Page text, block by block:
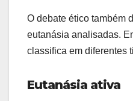
O debate ético também
eutanásia analisadas.
classifica em diferentes
Eutanásia ativa